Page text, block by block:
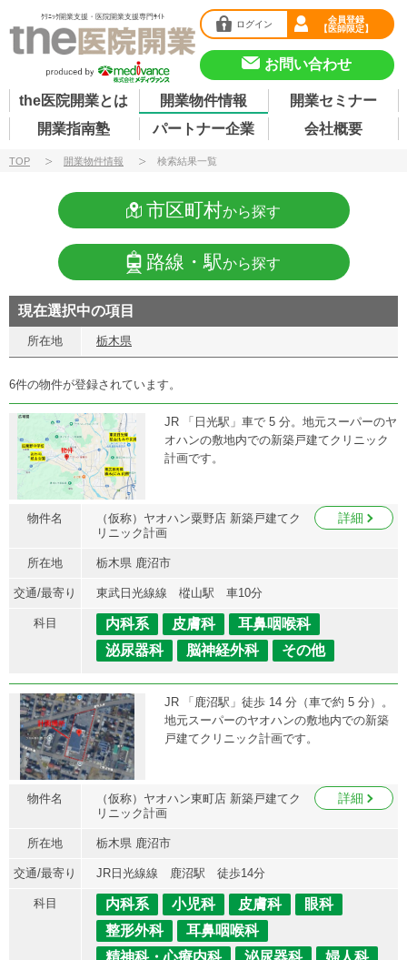
ｸﾘﾆｯｸ開業支援・医院開業支援専門ｻｲﾄ
ログイン
会員登録
【医師限定】
お問い合わせ
the医院開業とは 開業物件情報
開業セミナー
開業指南塾
パートナー企業 会社概要
TOP 開業物件情報 検索結果一覧
市区町村から探す
路線・駅から探す
現在選択中の項目
所在地 栃木県
6件の物件が登録されています。
JR 「日光駅」車で 5 分。地元スーパーのヤ
オハンの敷地内での新築戸建てクリニック
計画です。
物件名
（仮称）ヤオハン粟野店 新築戸建てク
リニック計画
詳細
所在地 栃木県 鹿沼市
交通/最寄り 東武日光線線 樅山駅 車10分
科目 内科系 皮膚科
耳鼻咽喉科
泌尿器科
脳神経外科 その他
JR 「鹿沼駅」徒歩 14 分（車で約 5 分）。
地元スーパーのヤオハンの敷地内での新築
戸建てクリニック計画です。
物件名
（仮称）ヤオハン東町店 新築戸建てク
リニック計画
詳細
所在地 栃木県 鹿沼市
交通/最寄り JR日光線線 鹿沼駅 徒歩14分
科目 内科系 小児科 皮膚科
眼科
整形外科
耳鼻咽喉科
精神科・心療内科
泌尿器科
婦人科